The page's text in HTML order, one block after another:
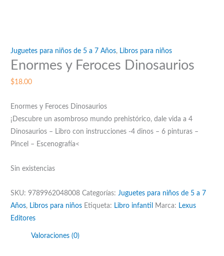
Juguetes para niños de 5 a 7 Años, Libros para niños
Enormes y Feroces Dinosaurios
$18.00
Enormes y Feroces Dinosaurios
¡Descubre un asombroso mundo prehistórico, dale vida a 4
Dinosaurios – Libro con instrucciones -4 dinos – 6 pinturas –
Pincel – Escenografía<
Sin existencias
SKU:9789962048008 Categorías:Juguetes para niños de 5 a 7
Años, Libros para niños Etiqueta: Libro infantil Marca: Lexus
Editores
Valoraciones (0)